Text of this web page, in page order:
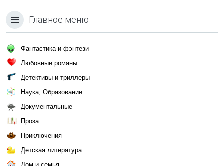
Главное меню
Фантастика и фэнтези
Любовные романы
Детективы и триллеры
Наука, Образование
Документальные
Проза
Приключения
Детская литература
Дом и семья